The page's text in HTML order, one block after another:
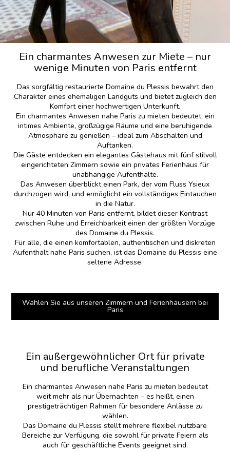
Ein charmantes Anwesen zur Miete – nur
wenige Minuten von Paris entfernt
Das sorgfältig restaurierte Domaine du Plessis bewahrt den
Charakter eines ehemaligen Landguts und bietet zugleich den
Komfort einer hochwertigen Unterkunft.
Ein charmantes Anwesen nahe Paris zu mieten bedeutet, ein
intimes Ambiente, großzügige Räume und eine beruhigende
Atmosphäre zu genießen – ideal zum Abschalten und
Auftanken.
Die Gäste entdecken ein elegantes Gästehaus mit fünf stilvoll
eingerichteten Zimmern sowie ein privates Ferienhaus für
unabhängige Aufenthalte.
Das Anwesen überblickt einen Park, der vom Fluss Ysieux
durchzogen wird, und ermöglicht ein vollständiges Eintauchen
in die Natur.
Nur 40 Minuten von Paris entfernt, bildet dieser Kontrast
zwischen Ruhe und Erreichbarkeit einen der größten Vorzüge
des Domaine du Plessis.
Für alle, die einen komfortablen, authentischen und diskreten
Aufenthalt nahe Paris suchen, ist das Domaine du Plessis eine
seltene Adresse.
Wählen Sie aus unseren Zimmern und Ferienhäusern bei
Paris
Ein außergewöhnlicher Ort für private
und berufliche Veranstaltungen
Ein charmantes Anwesen nahe Paris zu mieten bedeutet
weit mehr als nur Übernachten – es heißt, einen
prestigeträchtigen Rahmen für besondere Anlässe zu
wählen.
Das Domaine du Plessis stellt mehrere flexibel nutzbare
Bereiche zur Verfügung, die sowohl für private Feiern als
auch für geschäftliche Events geeignet sind.